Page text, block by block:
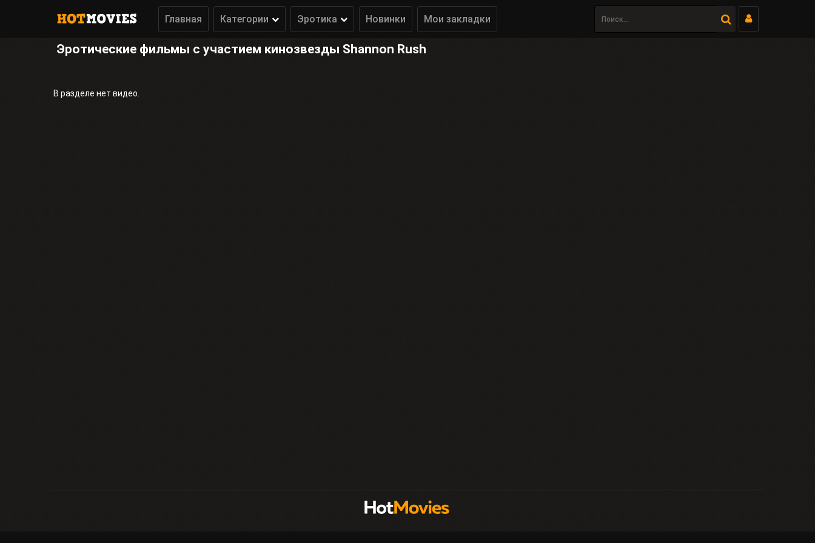
Главная Категории Эротика Новинки Мои закладки
Эротические фильмы с участием кинозвезды Shannon Rush
В разделе нет видео.